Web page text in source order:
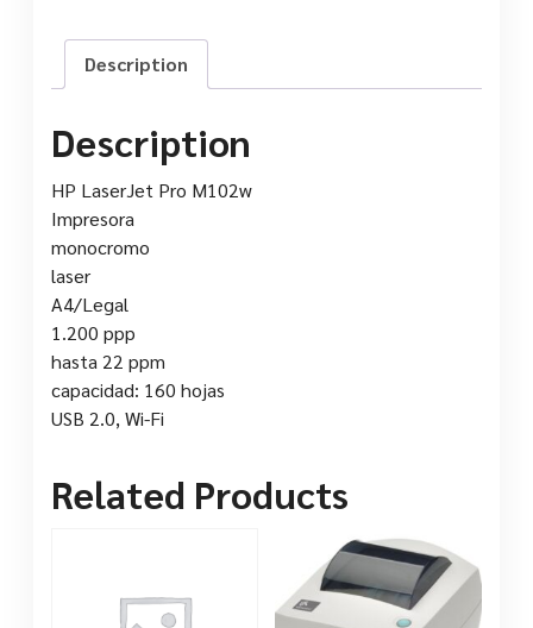
Description
Description
HP LaserJet Pro M102w
Impresora
monocromo
laser
A4/Legal
1.200 ppp
hasta 22 ppm
capacidad: 160 hojas
USB 2.0, Wi-Fi
Related Products